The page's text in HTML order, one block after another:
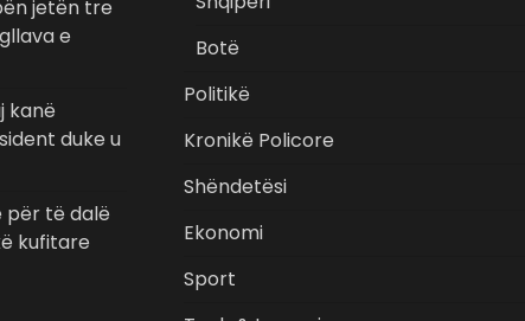
jetën tre
e
kanë
duke u
për të dalë
kufitare
Botë
Politikë
Kronikë Policore
Shëndetësi
Ekonomi
Sport